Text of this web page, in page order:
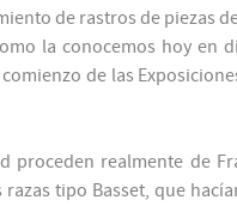
de rastros de piezas
la conocemos hoy en
de las
proceden realmente de
tipo Basset, que